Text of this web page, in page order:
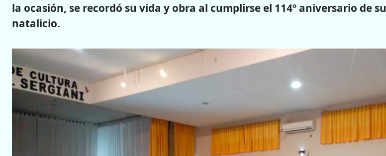
la ocasión, se recordó su vida y obra al cumplirse el 114º aniversario de su
natalicio.